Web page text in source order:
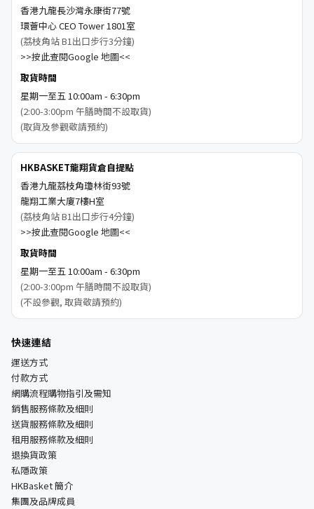
香港九龍長沙灣永康街77號
環薈中心 CEO Tower 1801室
(荔枝角站 B1出口步行3分鐘)
>>按此查閱Google 地圖<<
取貨時間
星期一至五 10:00am - 6:30pm
(2:00-3:00pm 午膳時間不設取貨)
(取貨及參觀敬請預約)
HKBASKET龍翔貨倉自提點
香港九龍荔枝角瓊林街93號
龍翔工業大廈7樓H室
(荔枝角站 B1出口步行4分鐘)
>>按此查閱Google 地圖<<
取貨時間
星期一至五 10:00am - 6:30pm
(2:00-3:00pm 午膳時間不設取貨)
(不設參觀, 取貨敬請預約)
快速連結
運送方式
付款方式
網購流程購物指引及需知
銷售服務條款及細則
送貨服務條款及細則
租用服務條款及細則
退換貨政策
私隱政策
HKBasket 簡介
集團及品牌成員